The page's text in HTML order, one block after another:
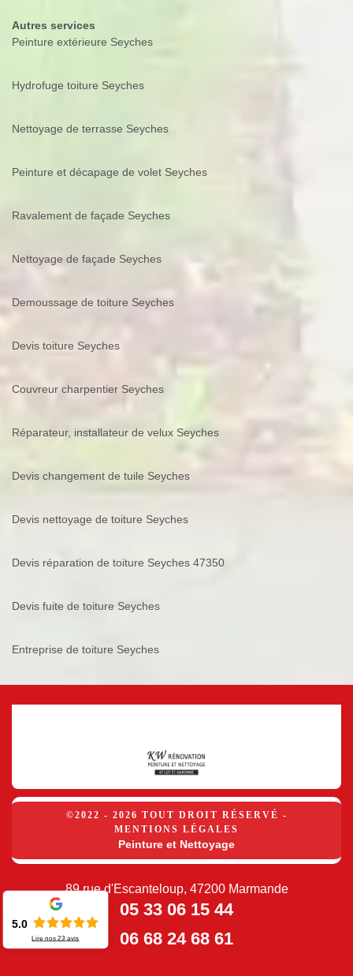
Autres services
Peinture extérieure Seyches
Hydrofuge toiture Seyches
Nettoyage de terrasse Seyches
Peinture et décapage de volet Seyches
Ravalement de façade Seyches
Nettoyage de façade Seyches
Demoussage de toiture Seyches
Devis toiture Seyches
Couvreur charpentier Seyches
Réparateur, installateur de velux Seyches
Devis changement de tuile Seyches
Devis nettoyage de toiture Seyches
Devis réparation de toiture Seyches 47350
Devis fuite de toiture Seyches
Entreprise de toiture Seyches
©2022 - 2026 TOUT DROIT RÉSERVÉ -
MENTIONS LÉGALES
Peinture et Nettoyage
89 rue d'Escanteloup, 47200 Marmande
05 33 06 15 44
06 68 24 68 61
5.0
Lire nos23 avis